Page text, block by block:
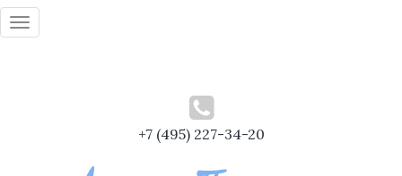
Toggle
navigation
+7 (495) 227-34-20